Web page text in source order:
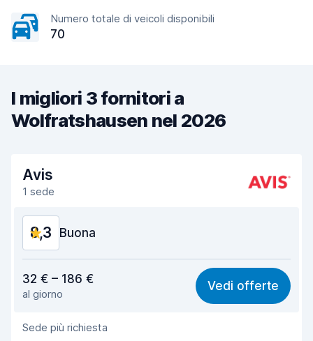
Numero totale di veicoli disponibili
70
I migliori 3 fornitori a
Wolfratshausen nel 2026
Avis
1 sede
8,3 Buona
8,1
Facile da trovare 8,2
Gentilezza degli agenti
32 € – 186 €
al giorno
Vedi offerte
Sede più richiesta